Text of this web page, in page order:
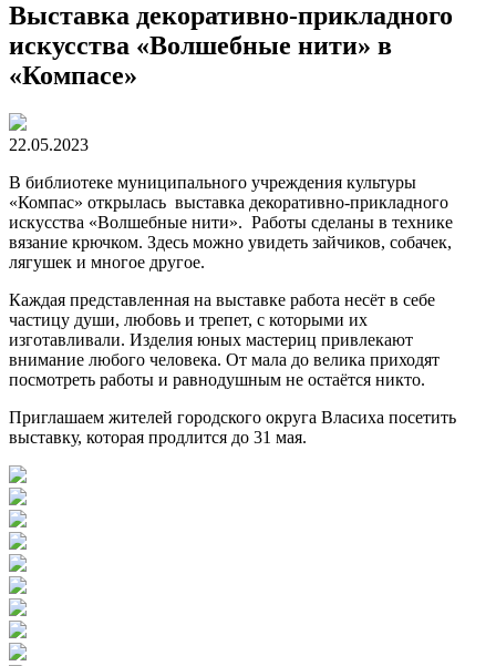
Выставка декоративно-прикладного
искусства «Волшебные нити» в
«Компасе»
22.05.2023
В библиотеке муниципального учреждения культуры
«Компас» открылась выставка декоративно-прикладного
искусства «Волшебные нити». Работы сделаны в технике
вязание крючком. Здесь можно увидеть зайчиков, собачек,
лягушек и многое другое.
Каждая представленная на выставке работа несёт в себе
частицу души, любовь и трепет, с которыми их
изготавливали. Изделия юных мастериц привлекают
внимание любого человека. От мала до велика приходят
посмотреть работы и равнодушным не остаётся никто.
Приглашаем жителей городского округа Власиха посетить
выставку, которая продлится до 31 мая.